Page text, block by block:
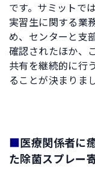
です。サミットで
実習生に関する業
め、センターと支
確認されたほか、
共有を継続的に行
ることが決まりま
医療関係者に
た除菌スプレー